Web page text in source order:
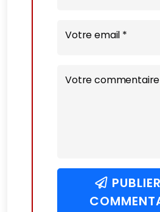
Votre email *
Votre